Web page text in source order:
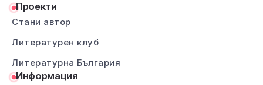
Проекти
Стани автор
Литературен клуб
Литературна България
Информация